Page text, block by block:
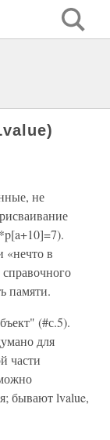
не
«нечто в
памяти.
(#с.5).
для
части
бывают lvalue,